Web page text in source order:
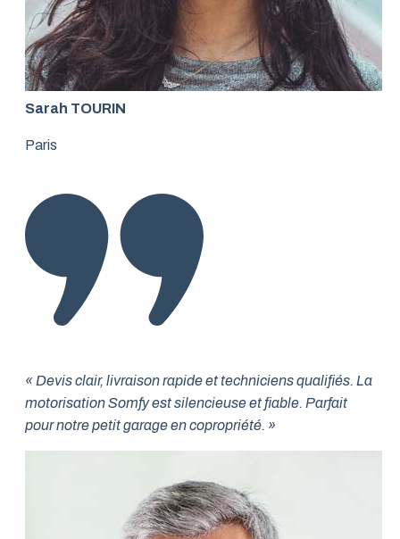
Sarah TOURIN
Paris
« Devis clair, livraison rapide et techniciens qualifiés. La
motorisation Somfy est silencieuse et fiable. Parfait
pour notre petit garage en copropriété. »